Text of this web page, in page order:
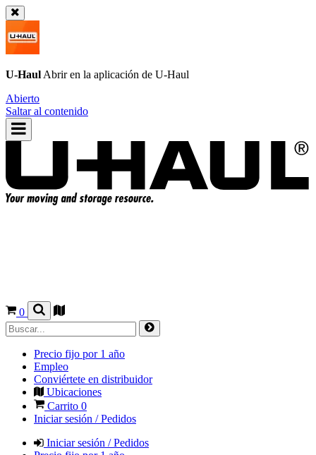
U-Haul Abrir en la aplicación de U-Haul
Abierto
Saltar al contenido
0
Precio fijo por 1 año
Empleo
Conviértete en distribuidor
Ubicaciones
Carrito 0
Iniciar sesión / Pedidos
Iniciar sesión / Pedidos